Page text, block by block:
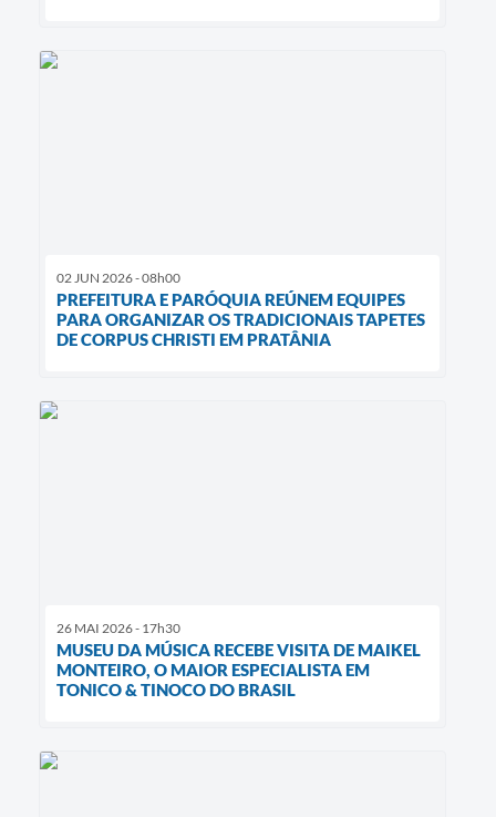
02 JUN 2026 - 08h00
PREFEITURA E PARÓQUIA REÚNEM EQUIPES
PARA ORGANIZAR OS TRADICIONAIS TAPETES
DE CORPUS CHRISTI EM PRATÂNIA
26 MAI 2026 - 17h30
MUSEU DA MÚSICA RECEBE VISITA DE MAIKEL
MONTEIRO, O MAIOR ESPECIALISTA EM
TONICO & TINOCO DO BRASIL